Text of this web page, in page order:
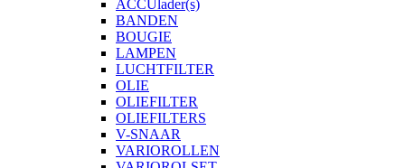
ACCUlader(s)
BANDEN
BOUGIE
LAMPEN
LUCHTFILTER
OLIE
OLIEFILTER
OLIEFILTERS
V-SNAAR
VARIOROLLEN